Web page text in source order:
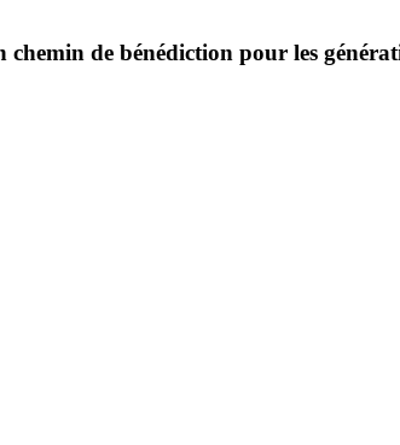
de bénédiction pour les